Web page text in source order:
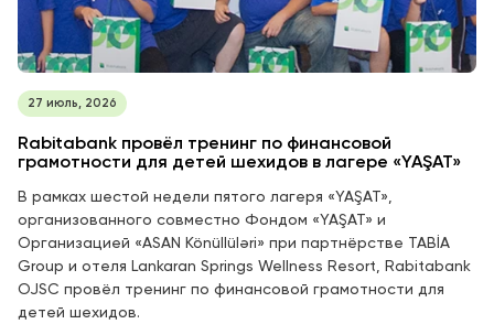
27 июль, 2026
Rabitabank провёл тренинг по финансовой
грамотности для детей шехидов в лагере «YAŞAT»
В рамках шестой недели пятого лагеря «YAŞAT»,
организованного совместно Фондом «YAŞAT» и
Организацией «ASAN Könüllüləri» при партнёрстве TABİA
Group и отеля Lankaran Springs Wellness Resort, Rabitabank
OJSC провёл тренинг по финансовой грамотности для
детей шехидов.